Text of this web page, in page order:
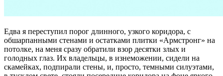
Едва я переступил порог длинного, узкого коридора, с
обшарпанными стенами и остатками плитки «Армстронг» на
потолке, на меня сразу обратили взор десятки злых и
голодных глаз. Их владельцы, в изнеможении, сидели на
скамейках, подпирали стены, и, просто, темными силуэтами,